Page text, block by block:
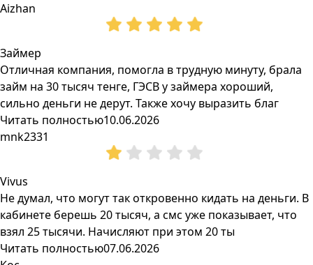
Aizhan
Займер
Отличная компания, помогла в трудную минуту, брала
займ на 30 тысяч тенге, ГЭСВ у займера хороший,
сильно деньги не дерут. Также хочу выразить благ
Читать полностью10.06.2026
mnk2331
Vivus
Не думал, что могут так откровенно кидать на деньги. В
кабинете берешь 20 тысяч, а смс уже показывает, что
взял 25 тысячи. Начисляют при этом 20 ты
Читать полностью07.06.2026